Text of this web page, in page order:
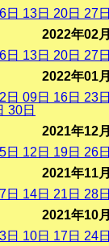
日 13日 20日 27日
2022年02月
日 13日 20日 27日
2022年01月
日 09日 16日 23日
30日
2021年12月
日 12 日 19日 26日
2021年11月
日 14日 21 日 28日
2021年10月
日 10日 17日 24日